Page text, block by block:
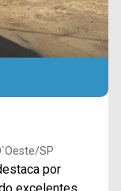
SP
por